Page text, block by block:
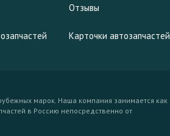
Отзывы
Карточки автозапчастей
марок. Наша компания занимается как
в Россию непосредственно от